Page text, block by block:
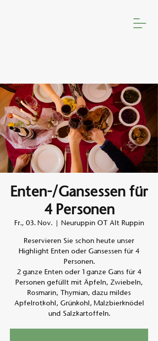
Enten-/Gansessen für
4 Personen
Fr., 03. Nov.
  |
Neuruppin OT Alt Ruppin
Reservieren Sie schon heute unser
Highlight Enten oder Gansessen für 4
Personen.
2 ganze Enten oder 1 ganze Gans für 4
Personen gefüllt mit Äpfeln, Zwiebeln,
Rosmarin, Thymian, dazu mildes
Apfelrotkohl, Grünkohl, Malzbierknödel
und Salzkartoffeln.